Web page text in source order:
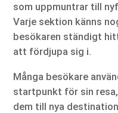
som uppmuntrar till
Varje sektion känns
besökaren ständigt
att fördjupa sig i.
Många besökare
startpunkt för sin
dem till nya